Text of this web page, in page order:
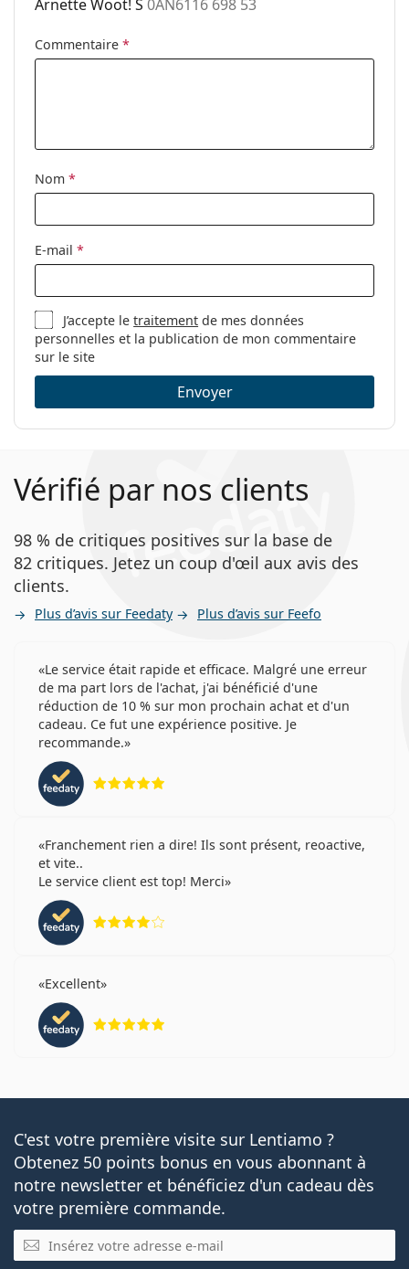
nez ajustables:
Clip-on:
nettoyage:
Autres
Catégorie:
Marque:
Code:
Arnette Woot! S 0AN6116 698 53
Commentaire *
Nom *
E-mail *
J’accepte letraitement de mes données
personnelles et la publication de mon commentaire
sur le site
Envoyer
Vérifié par nos clients
98 % de critiques positives sur la base de
82 critiques. Jetez un coup d'œil aux avis des
clients.
Plus d’avis sur Feedaty Plus d’avis sur Feefo
Le service était rapide et efficace. Malgré une erreur
de ma part lors de l'achat, j'ai bénéficié d'une
réduction de 10 % sur mon prochain achat et d'un
cadeau. Ce fut une expérience positive. Je
recommande.
Franchement rien a dire! Ils sont présent, reoactive,
et vite..
Le service client est top! Merci
Excellent
C'est votre première visite sur Lentiamo ?
Obtenez 50 points bonus en vous abonnant à
notre newsletter et bénéficiez d'un cadeau dès
votre première commande.
E-mail